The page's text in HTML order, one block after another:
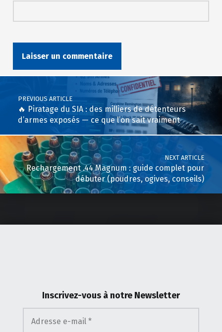
Post navigation
PREVIOUS ARTICLE
🔥 Piratage du SIA : des milliers de détenteurs
d’armes exposés — ce que l’on sait vraiment
NEXT ARTICLE
Rechargement .44 Magnum : guide complet pour
débuter (poudres, ogives, conseils)
Inscrivez-vous à notre Newsletter